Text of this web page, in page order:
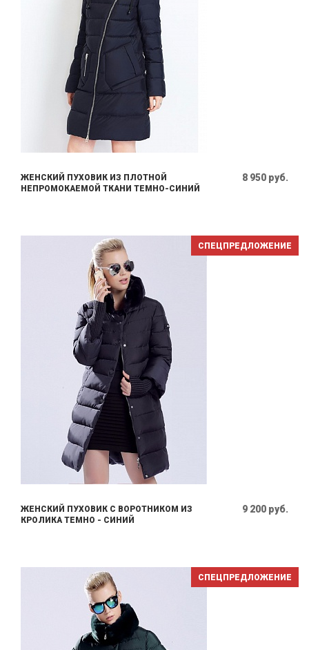
ЖЕНСКИЙ ПУХОВИК ИЗ ПЛОТНОЙ
НЕПРОМОКАЕМОЙ ТКАНИ ТЕМНО-СИНИЙ
8 950 руб.
СПЕЦПРЕДЛОЖЕНИЕ
ЖЕНСКИЙ ПУХОВИК С ВОРОТНИКОМ ИЗ
КРОЛИКА ТЕМНО - СИНИЙ
9 200 руб.
СПЕЦПРЕДЛОЖЕНИЕ